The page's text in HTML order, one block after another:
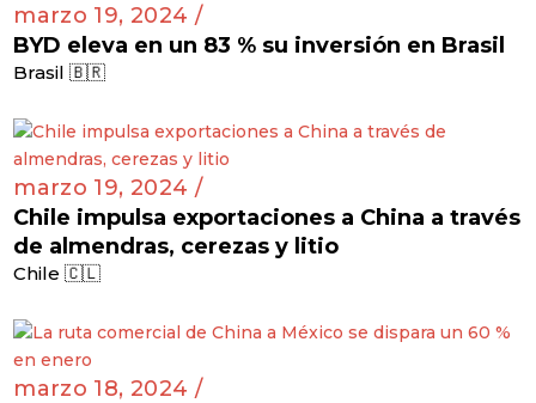
marzo 19, 2024 /
BYD eleva en un 83 % su inversión en Brasil
Brasil 🇧🇷
marzo 19, 2024 /
Chile impulsa exportaciones a China a través
de almendras, cerezas y litio
Chile 🇨🇱
marzo 18, 2024 /